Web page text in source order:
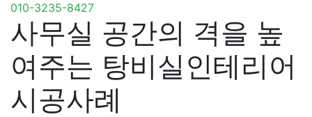
010-3235-8427
사무실 공간의 격을 높
여주는 탕비실인테리어
시공사례